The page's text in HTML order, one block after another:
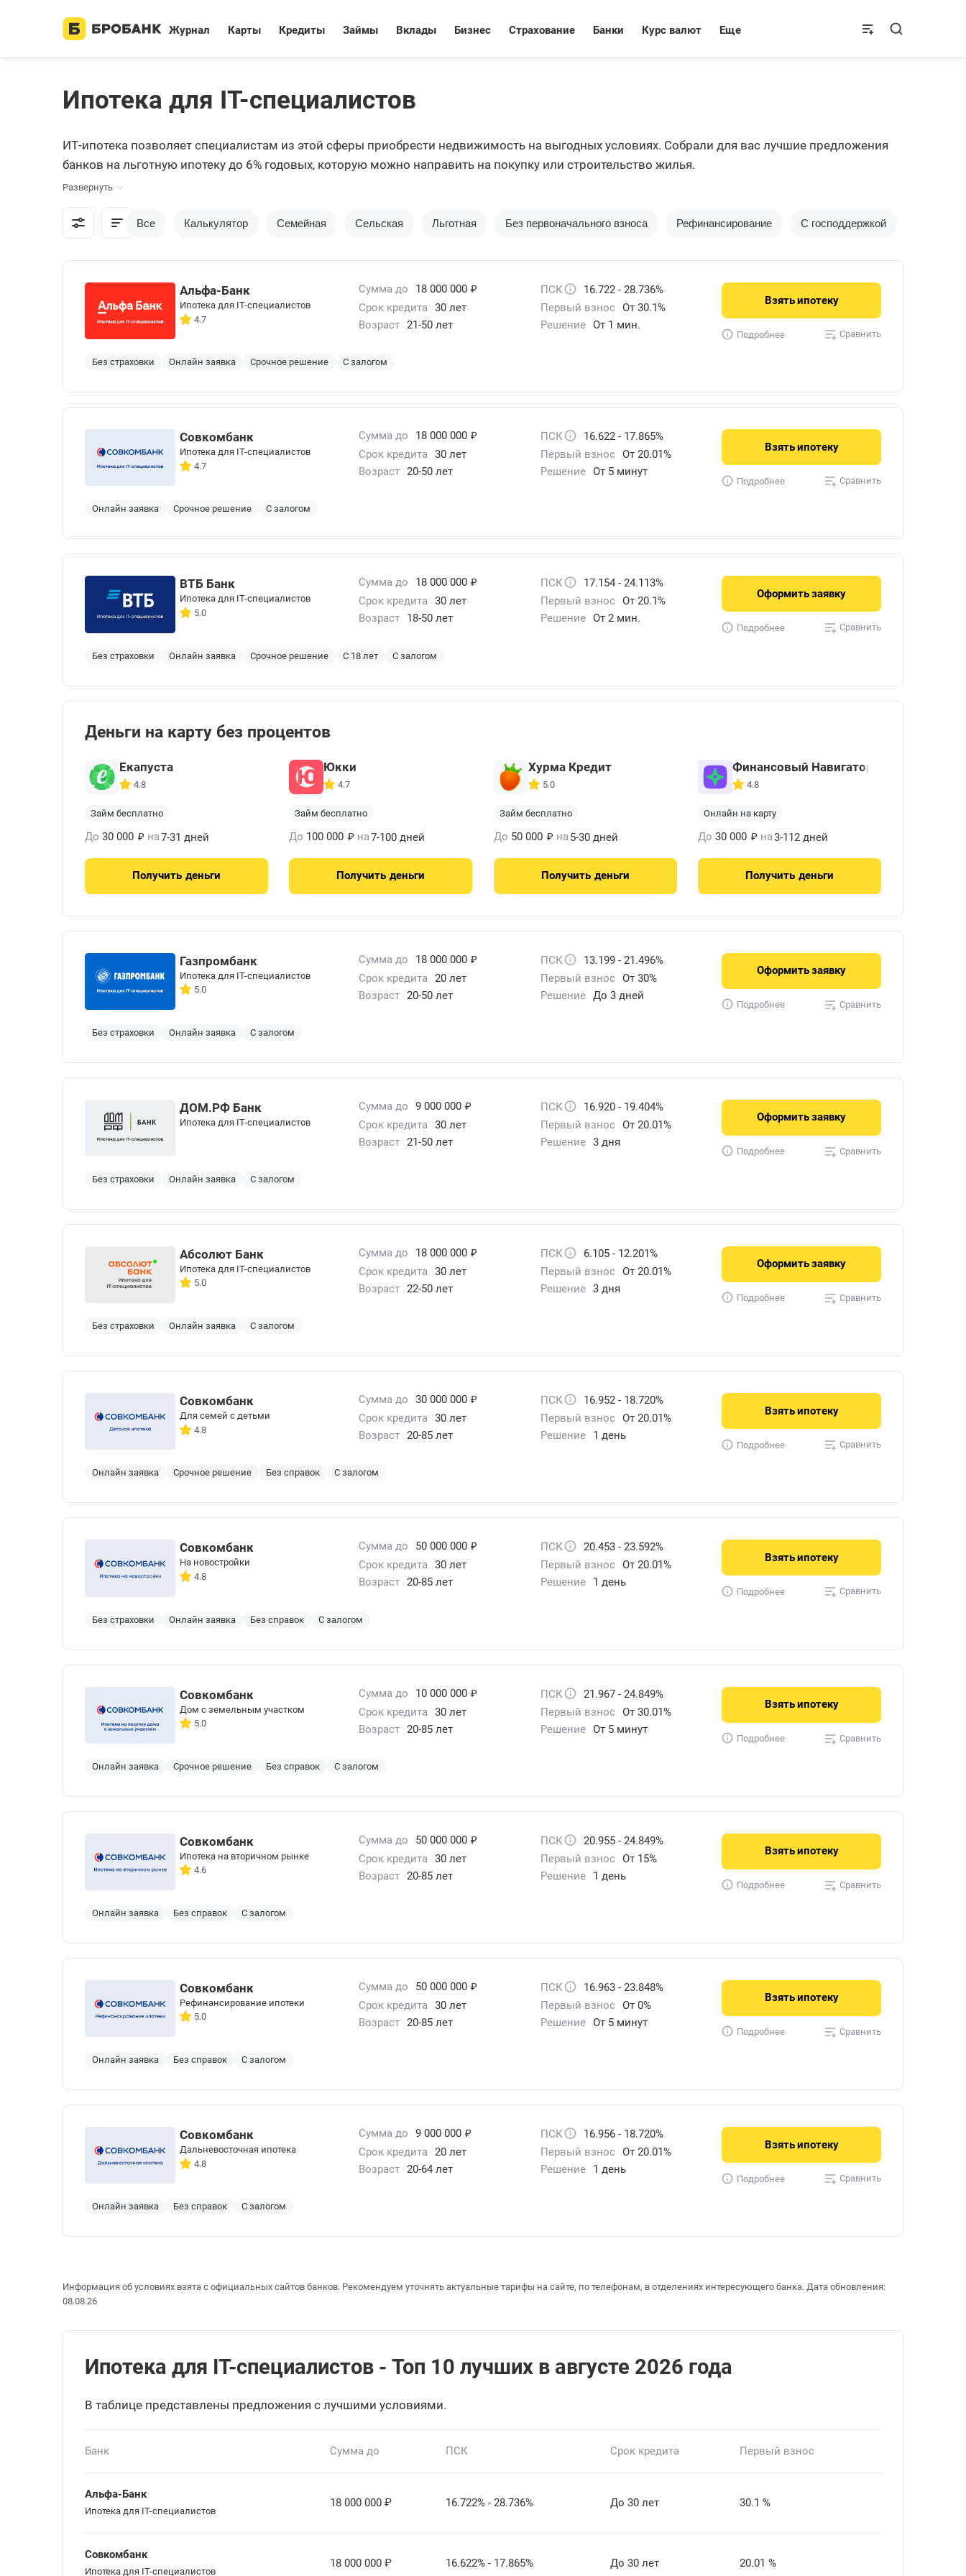
Журнал Карты Кредиты Займы Вклады Бизнес Страхование Банки Курс валют Еще
Ипотека для IT-специалистов
ИТ-ипотека позволяет специалистам из этой сферы приобрести недвижимость на выгодных условиях. Собрали для вас лучшие предложения
банков на льготную ипотеку до 6% годовых, которую можно направить на покупку или строительство жилья.
Развернуть
Все Калькулятор Семейная Сельская Льготная Без первоначального взноса Рефинансирование С господдержкой
Альфа-Банк
Ипотека для IT-специалистов
4.7
Сумма до 18 000 000 ₽ ПСК
16.722 - 28.736%
Срок кредита 30 лет Первый взнос От 30.1%
Возраст 21-50 лет Решение От 1 мин.
Без страховки Онлайн заявка Срочное решение С залогом
Взятьипотеку
Подробнее Сравнить
Совкомбанк
Ипотека для IT-специалистов
4.7
Сумма до 18 000 000 ₽ ПСК
16.622 - 17.865%
Срок кредита 30 лет Первый взнос От 20.01%
Возраст 20-50 лет Решение От 5 минут
Онлайн заявка Срочное решение С залогом
Взятьипотеку
Подробнее Сравнить
ВТБ Банк
Ипотека для IT-специалистов
5.0
Сумма до 18 000 000 ₽ ПСК
17.154 - 24.113%
Срок кредита 30 лет Первый взнос От 20.1%
Возраст
18-50 лет Решение От 2 мин.
Без страховки Онлайн заявка Срочное решение С 18 лет С залогом
Оформитьзаявку
Подробнее Сравнить
Деньги на карту без процентов
Екапуста
4.8
Займ бесплатно
До 30 000 ₽ на7-31 дней
Получить деньги
Юкки
4.7
Займ бесплатно
До 100 000 ₽ на7-100 дней
Получить деньги
Хурма Кредит
5.0
Займ бесплатно
До 50 000 ₽ на 5-30 дней
Получить деньги
Финансовый Навигатор
4.8
Онлайн на карту
До 30 000 ₽ на3-112 дней
Получить деньги
Газпромбанк
Ипотека для IT-специалистов
5.0
Сумма до 18 000 000 ₽ ПСК
13.199 - 21.496%
Срок кредита
20 лет Первый взнос От 30%
Возраст 20-50 лет Решение До 3 дней
Без страховки Онлайн заявка С залогом
Оформитьзаявку
Подробнее Сравнить
ДОМ.РФ Банк
Ипотека для IT-специалистов
Сумма до 9 000 000 ₽ ПСК
16.920 - 19.404%
Срок кредита 30 лет Первый взнос От 20.01%
Возраст 21-50 лет Решение 3 дня
Без страховки Онлайн заявка С залогом
Оформитьзаявку
Подробнее Сравнить
Абсолют Банк
Ипотека для IT-специалистов
5.0
Сумма до 18 000 000 ₽ ПСК
6.105 - 12.201%
Срок кредита 30 лет Первый взнос От 20.01%
Возраст 22-50 лет Решение 3 дня
Без страховки Онлайн заявка С залогом
Оформитьзаявку
Подробнее Сравнить
Совкомбанк
Для семей с детьми
4.8
Сумма до 30 000 000 ₽ ПСК
16.952 - 18.720%
Срок кредита 30 лет Первый взнос От 20.01%
Возраст 20-85 лет Решение 1 день
Онлайн заявка Срочное решение Без справок С залогом
Взятьипотеку
Подробнее Сравнить
Совкомбанк
На новостройки
4.8
Сумма до 50 000 000 ₽ ПСК
20.453 - 23.592%
Срок кредита 30 лет Первый взнос От 20.01%
Возраст 20-85 лет Решение 1 день
Без страховки Онлайн заявка Без справок С залогом
Взятьипотеку
Подробнее Сравнить
Совкомбанк
Дом с земельным участком
5.0
Сумма до 10 000 000 ₽ ПСК
21.967 - 24.849%
Срок кредита
30 лет Первый взнос От 30.01%
Возраст 20-85 лет Решение От 5 минут
Онлайн заявка Срочное решение Без справок С залогом
Взятьипотеку
Подробнее Сравнить
Совкомбанк
Ипотека на вторичном рынке
4.6
Сумма до 50 000 000 ₽ ПСК
20.955 - 24.849%
Срок кредита 30 лет Первый взнос От 15%
Возраст 20-85 лет Решение 1 день
Онлайн заявка Без справок С залогом
Взятьипотеку
Подробнее Сравнить
Совкомбанк
Рефинансирование ипотеки
5.0
Сумма до 50 000 000 ₽ ПСК
16.963 - 23.848%
Срок кредита 30 лет Первый взнос От 0%
Возраст 20-85 лет Решение От 5 минут
Онлайн заявка Без справок С залогом
Взятьипотеку
Подробнее Сравнить
Совкомбанк
Дальневосточная ипотека
4.8
Сумма до 9 000 000 ₽ ПСК
16.956 - 18.720%
Срок кредита 20 лет Первый взнос От 20.01%
Возраст 20-64 лет Решение 1 день
Онлайн заявка Без справок С залогом
Взятьипотеку
Подробнее Сравнить
Информация об условиях взята с официальных сайтов банков. Рекомендуем уточнять актуальные тарифы на сайте, по телефонам, в отделениях интересующего банка. Дата обновления:
08.08.26
Ипотека для IT-специалистов - Топ 10 лучших в августе 2026 года
В таблице представлены предложения с лучшими условиями.
Банк Сумма до ПСК Срок кредита Первый взнос
Альфа-Банк
Ипотека для IT-специалистов
18 000 000 ₽ 16.722% - 28.736% До 30 лет 30.1 %
Совкомбанк
Ипотека для IT-специалистов
18 000 000 ₽ 16.622% - 17.865% До 30 лет 20.01 %